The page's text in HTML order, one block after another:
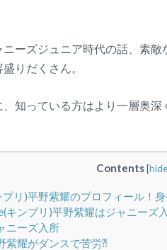
ーズジュニア時代の話、素
りだくさん。
知っている方はより一層奥
Contents [hide
リ)平野紫耀のプロフィール！身
キンプリ)平野紫耀はジャニーズ
ニーズ入所
紫耀がダンスで苦労⁈